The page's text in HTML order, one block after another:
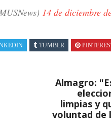
14 de diciembre
TUMBLR
Almagro:
limpias y
voluntad de